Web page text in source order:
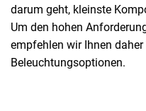
darum geht, kleinste
Um den hohen
empfehlen wir Ihnen
Beleuchtungsoptionen.